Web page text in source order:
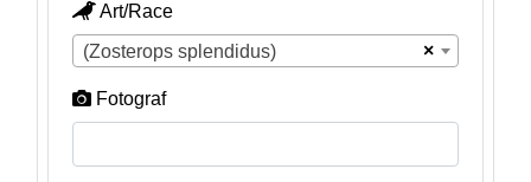
Art/Race
×
(Zosterops splendidus)
Fotograf